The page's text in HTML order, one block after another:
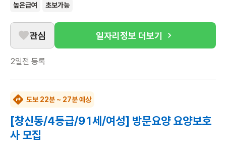
높은급여 초보가능
관심 일자리정보 더보기
2일전 등록
도보 22분 ~ 27분 예상
[창신동/4등급/91세/여성] 방문요양 요양보호
사 모집